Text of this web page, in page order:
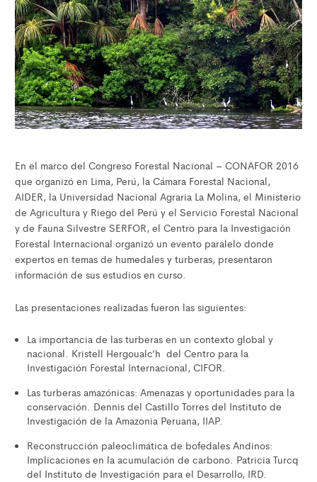
En el marco del Congreso Forestal Nacional – CONAFOR 2016
que organizó en Lima, Perú, la Cámara Forestal Nacional,
AIDER, la Universidad Nacional Agraria La Molina, el Ministerio
de Agricultura y Riego del Perú y el Servicio Forestal Nacional
y de Fauna Silvestre SERFOR, el Centro para la Investigación
Forestal Internacional organizó un evento paralelo donde
expertos en temas de humedales y turberas, presentaron
información de sus estudios en curso.
Las presentaciones realizadas fueron las siguientes:
La importancia de las turberas en un contexto global y
nacional. Kristell Hergoualc’h del Centro para la
Investigación Forestal Internacional, CIFOR.
Las turberas amazónicas: Amenazas y oportunidades para la
conservación. Dennis del Castillo Torres del Instituto de
Investigación de la Amazonia Peruana, IIAP.
Reconstrucción paleoclimática de bofedales Andinos:
Implicaciones en la acumulación de carbono. Patricia Turcq
del Instituto de Investigación para el Desarrollo, IRD.